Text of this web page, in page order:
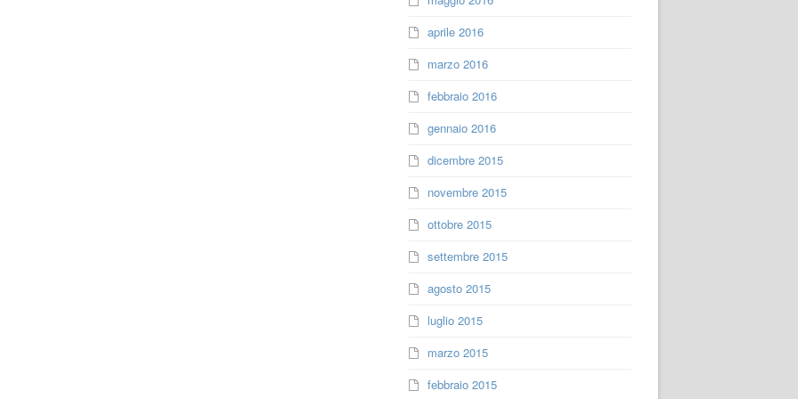
aprile 2016
marzo 2016
febbraio 2016
gennaio 2016
dicembre 2015
novembre 2015
ottobre 2015
settembre 2015
agosto 2015
luglio 2015
marzo 2015
febbraio 2015